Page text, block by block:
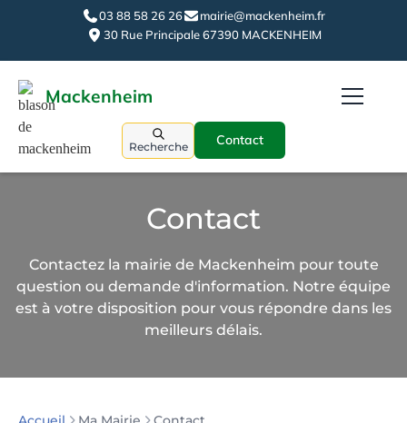
03 88 58 26 26
mairie@mackenheim.fr
30 Rue Principale 67390 MACKENHEIM
Mackenheim
Recherche Contact
Contact
Contactez la mairie de Mackenheim pour toute
question ou demande d'information. Notre équipe
est à votre disposition pour vous répondre dans les
meilleurs délais.